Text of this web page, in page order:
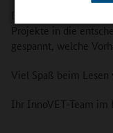
Projekte in die
gespannt, welche
Viel Spaß beim Lesen
Ihr InnoVET-Team im